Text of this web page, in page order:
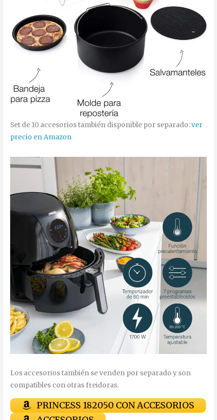
Set de 10 accesorios también disponible por separado:ver
precio en Amazon
Los accesorios también se venden por separado y son
compatibles con otras freidoras.
PRINCESS 182050 CON ACCESORIOS